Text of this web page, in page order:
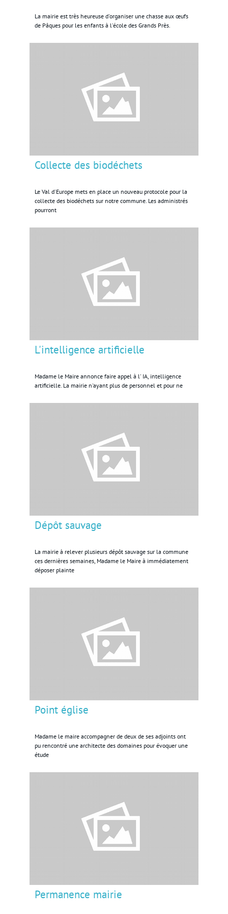
La mairie est très heureuse d'organiser une chasse aux œufs
de Pâques pour les enfants à l'école des Grands Près.
Collecte des biodéchets
Le Val d'Europe mets en place un nouveau protocole pour la
collecte des biodéchets sur notre commune. Les administrés
pourront
L'intelligence artificielle
Madame le Maire annonce faire appel à l' IA, intelligence
artificielle. La mairie n'ayant plus de personnel et pour ne
Dépôt sauvage
La mairie à relever plusieurs dépôt sauvage sur la commune
ces dernières semaines, Madame le Maire à immédiatement
déposer plainte
Point église
Madame le maire accompagner de deux de ses adjoints ont
pu rencontré une architecte des domaines pour évoquer une
étude
Permanence mairie